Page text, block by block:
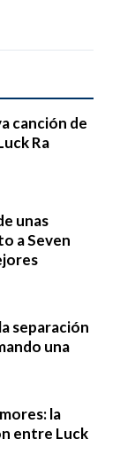
canción de
Ra
unas
a Seven
separación
una
la
entre Luck